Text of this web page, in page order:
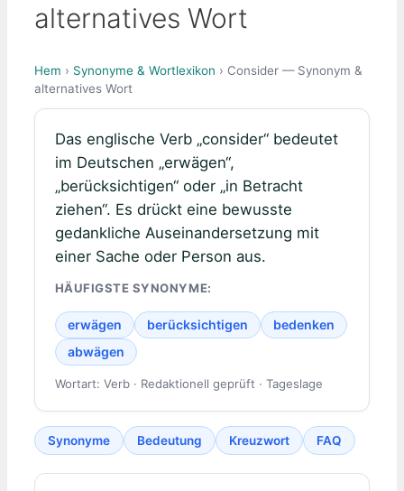
alternatives Wort
Hem › Synonyme & Wortlexikon › Consider — Synonym &
alternatives Wort
Das englische Verb „consider“ bedeutet
im Deutschen „erwägen“,
„berücksichtigen“ oder „in Betracht
ziehen“. Es drückt eine bewusste
gedankliche Auseinandersetzung mit
einer Sache oder Person aus.
HÄUFIGSTE SYNONYME:
erwägen berücksichtigen
bedenken
abwägen
Wortart: Verb · Redaktionell geprüft · Tageslage
Synonyme Bedeutung Kreuzwort FAQ